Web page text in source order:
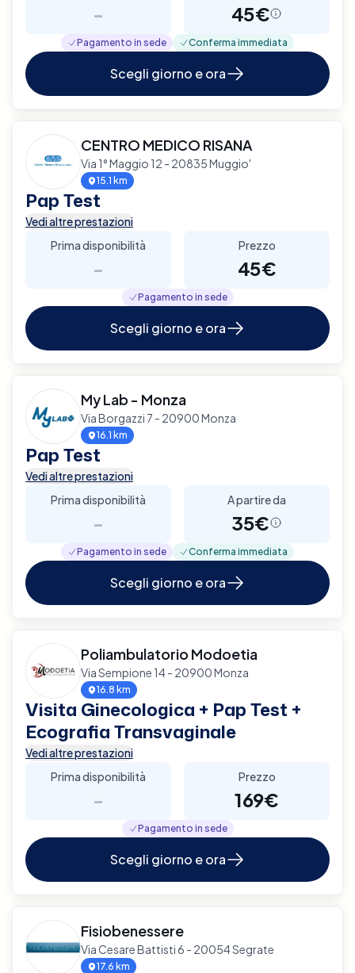
- 45€
Pagamento in sede Conferma immediata
Scegli giorno e ora
CENTRO MEDICO RISANA
Via 1° Maggio 12 - 20835 Muggio'
15.1 km
Pap Test
Vedi altre prestazioni
Prima disponibilità
-
Prezzo
45€
Pagamento in sede
Scegli giorno e ora
My Lab - Monza
Via Borgazzi 7 - 20900 Monza
16.1 km
Pap Test
Vedi altre prestazioni
Prima disponibilità
-
A partire da
35€
Pagamento in sede Conferma immediata
Scegli giorno e ora
Poliambulatorio Modoetia
Via Sempione 14 - 20900 Monza
16.8 km
Visita Ginecologica + Pap Test +
Ecografia Transvaginale
Vedi altre prestazioni
Prima disponibilità
-
Prezzo
169€
Pagamento in sede
Scegli giorno e ora
Fisiobenessere
Via Cesare Battisti 6 - 20054 Segrate
17.6 km